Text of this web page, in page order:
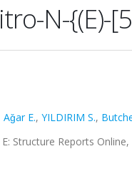
N-{(E)-
Aǧar E., YILDIRIM S.,
Structure Reports